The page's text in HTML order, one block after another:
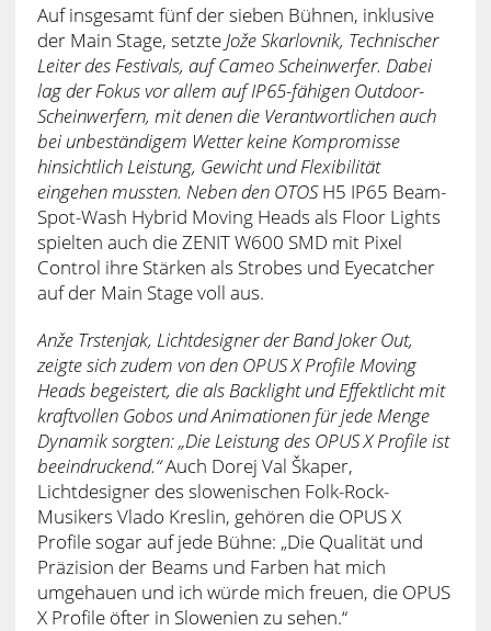
Auf insgesamt fünf der sieben Bühnen, inklusive
der Main Stage, setzte Jože Skarlovnik, Technischer
Leiter des Festivals, auf Cameo Scheinwerfer. Dabei
lag der Fokus vor allem auf IP65-fähigen Outdoor-
Scheinwerfern, mit denen die Verantwortlichen auch
bei unbeständigem Wetter keine Kompromisse
hinsichtlich Leistung, Gewicht und Flexibilität
eingehen mussten. Neben den OTOSH5 IP65 Beam-
Spot-Wash Hybrid Moving Heads als Floor Lights
spielten auch die ZENIT W600 SMD mit Pixel
Control ihre Stärken als Strobes und Eyecatcher
auf der Main Stage voll aus.
Anže Trstenjak, Lichtdesigner der Band Joker Out,
zeigte sich zudem von den OPUS X Profile Moving
Heads begeistert, die als Backlight und Effektlicht mit
kraftvollen Gobos und Animationen für jede Menge
Dynamik sorgten: „Die Leistung des OPUS X Profile ist
beeindruckend.“Auch Dorej Val Škaper,
Lichtdesigner des slowenischen Folk-Rock-
Musikers Vlado Kreslin, gehören die OPUS X
Profile sogar auf jede Bühne: „Die Qualität und
Präzision der Beams und Farben hat mich
umgehauen und ich würde mich freuen, die OPUS
X Profile öfter in Slowenien zu sehen.“